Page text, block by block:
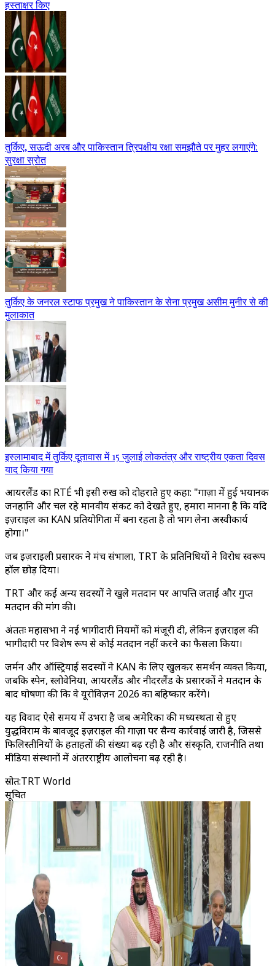
हस्ताक्षर किए
तुर्किए, सऊदी अरब और पाकिस्तान त्रिपक्षीय रक्षा समझौते पर मुहर लगाएंगे:
सुरक्षा स्रोत
तुर्किए के जनरल स्टाफ प्रमुख ने पाकिस्तान के सेना प्रमुख असीम मुनीर से की
मुलाकात
इस्लामाबाद में तुर्किए दूतावास में 15 जुलाई लोकतंत्र और राष्ट्रीय एकता दिवस
याद किया गया
आयरलैंड का RTÉ भी इसी रुख को दोहराते हुए कहा: "गाज़ा में हुई भयानक
जनहानि और चल रहे मानवीय संकट को देखते हुए, हमारा मानना है कि यदि
इज़राइल का KAN प्रतियोगिता में बना रहता है तो भाग लेना अस्वीकार्य
होगा।"
जब इज़राइली प्रसारक ने मंच संभाला, TRT के प्रतिनिधियों ने विरोध स्वरूप
हॉल छोड़ दिया।
TRT और कई अन्य सदस्यों ने खुले मतदान पर आपत्ति जताई और गुप्त
मतदान की मांग की।
अंततः महासभा ने नई भागीदारी नियमों को मंजूरी दी, लेकिन इज़राइल की
भागीदारी पर विशेष रूप से कोई मतदान नहीं करने का फैसला किया।
जर्मन और ऑस्ट्रियाई सदस्यों ने KAN के लिए खुलकर समर्थन व्यक्त किया,
जबकि स्पेन, स्लोवेनिया, आयरलैंड और नीदरलैंड के प्रसारकों ने मतदान के
बाद घोषणा की कि वे यूरोविज़न 2026 का बहिष्कार करेंगे।
यह विवाद ऐसे समय में उभरा है जब अमेरिका की मध्यस्थता से हुए
युद्धविराम के बावजूद इज़राइल की गाज़ा पर सैन्य कार्रवाई जारी है, जिससे
फिलिस्तीनियों के हताहतों की संख्या बढ़ रही है और संस्कृति, राजनीति तथा
मीडिया संस्थानों में अंतरराष्ट्रीय आलोचना बढ़ रही है।
स्रोत:TRT World
सूचित